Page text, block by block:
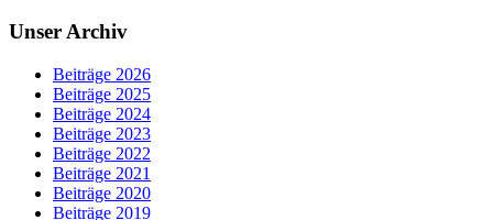
Unser Archiv
Beiträge 2026
Beiträge 2025
Beiträge 2024
Beiträge 2023
Beiträge 2022
Beiträge 2021
Beiträge 2020
Beiträge 2019